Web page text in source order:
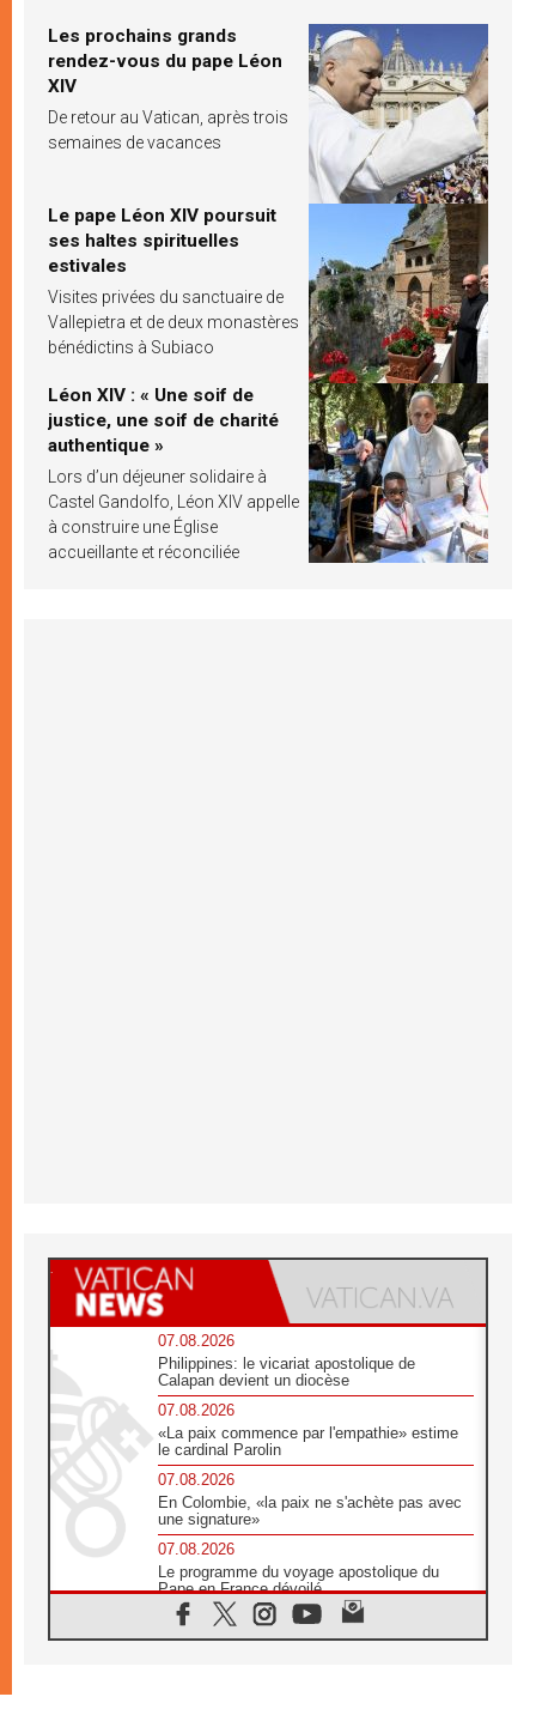
Les prochains grands
rendez-vous du pape Léon
XIV
De retour au Vatican, après trois
semaines de vacances
Le pape Léon XIV poursuit
ses haltes spirituelles
estivales
Visites privées du sanctuaire de
Vallepietra et de deux monastères
bénédictins à Subiaco
Léon XIV : « Une soif de
justice, une soif de charité
authentique »
Lors d’un déjeuner solidaire à
Castel Gandolfo, Léon XIV appelle
à construire une Église
accueillante et réconciliée
07.08.2026
Philippines: le vicariat apostolique de
Calapan devient un diocèse
07.08.2026
«La paix commence par l'empathie» estime
le cardinal Parolin
07.08.2026
En Colombie, «la paix ne s'achète pas avec
une signature»
07.08.2026
Le programme du voyage apostolique du
Pape en France dévoilé
07.08.2026
1ère Conférence continentale sur l'éducation